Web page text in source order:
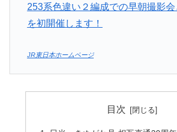
253系色違い２編成での早朝撮影
を初開催します！
JR東日本ホームページ
目次